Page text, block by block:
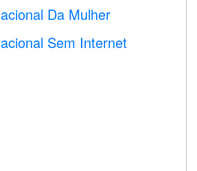
Da Mulher
Sem Internet